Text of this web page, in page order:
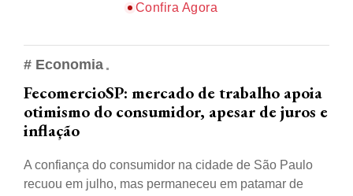
Confira Agora
# Economia
FecomercioSP: mercado de trabalho apoia
otimismo do consumidor, apesar de juros e
inflação
A confiança do consumidor na cidade de São Paulo
recuou em julho, mas permaneceu em patamar de